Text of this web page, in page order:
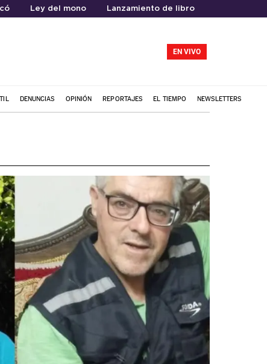
Ley del mono Lanzamiento de libro
EN VIVO
DENUNCIAS OPINIÓN REPORTAJES EL TIEMPO NEWSLETTERS